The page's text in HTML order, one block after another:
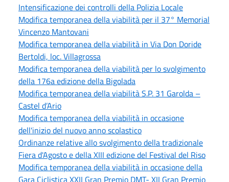
Intensificazione dei controlli della Polizia Locale
Modifica temporanea della viabilità per il 37° Memorial
Vincenzo Mantovani
Modifica temporanea della viabilità in Via Don Doride
Bertoldi, loc. Villagrossa
Modifica temporanea della viabilità per lo svolgimento
della 176a edizione della Bigolada
Modifica temporanea della viabilità S.P. 31 Garolda –
Castel d’Ario
Modifica temporanea della viabilità in occasione
dell'inizio del nuovo anno scolastico
Ordinanze relative allo svolgimento della tradizionale
Fiera d'Agosto e della XIII edizione del Festival del Riso
Modifica temporanea della viabilità in occasione della
Gara Ciclistica XXII Gran Premio DMT- XII Gran Premio